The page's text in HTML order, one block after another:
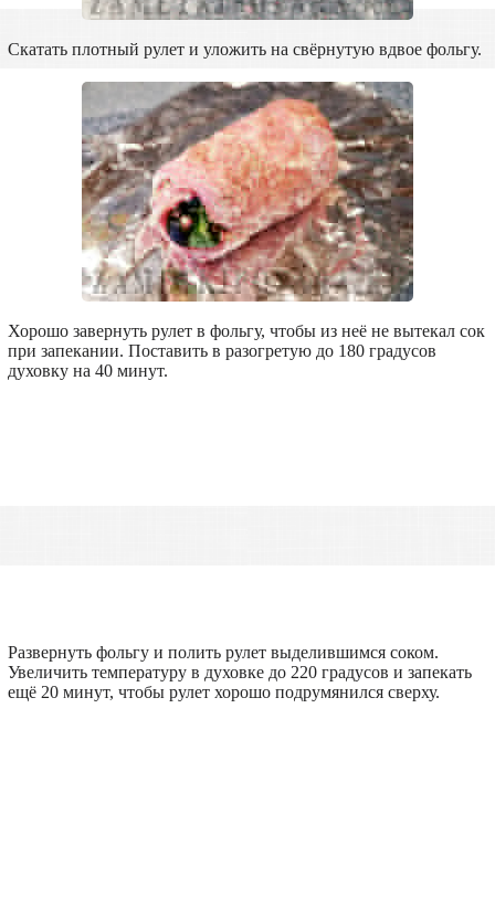
Скатать плотный рулет и уложить на свёрнутую вдвое фольгу.
Хорошо завернуть рулет в фольгу, чтобы из неё не вытекал сок
при запекании. Поставить в разогретую до 180 градусов
духовку на 40 минут.
Развернуть фольгу и полить рулет выделившимся соком.
Увеличить температуру в духовке до 220 градусов и запекать
ещё 20 минут, чтобы рулет хорошо подрумянился сверху.